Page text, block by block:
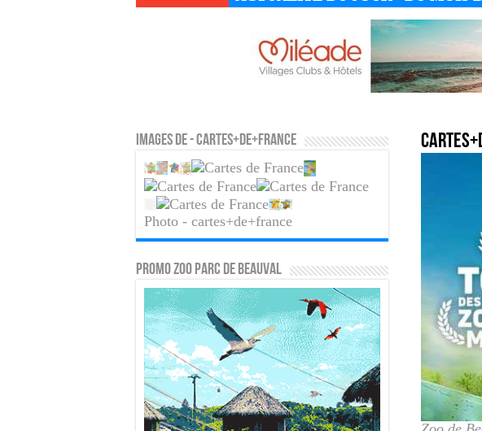
Images de - cartes+de+france
Photo - cartes+de+france
PROMO ZOO PARC DE BEAUVAL